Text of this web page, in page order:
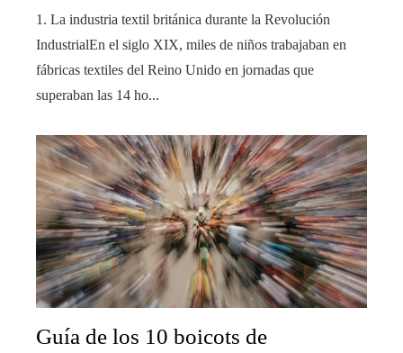
1. La industria textil británica durante la Revolución
IndustrialEn el siglo XIX, miles de niños trabajaban en
fábricas textiles del Reino Unido en jornadas que
superaban las 14 ho...
Guía de los 10 boicots de